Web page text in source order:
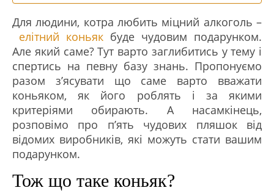
Для людини, котра любить міцний алкоголь –
елітний коньяк буде чудовим подарунком.
Але який саме? Тут варто заглибитись у тему і
спертись на певну базу знань. Пропонуємо
разом з’ясувати що саме варто вважати
коньяком, як його роблять і за якими
критеріями обирають. А насамкінець,
розповімо про п’ять чудових пляшок від
відомих виробників, які можуть стати вашим
подарунком.
Тож що таке коньяк?